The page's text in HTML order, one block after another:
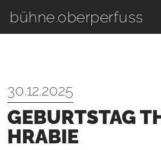
bühne.oberperfuss
30.12.2025
GEBURTSTAG
HRABIE